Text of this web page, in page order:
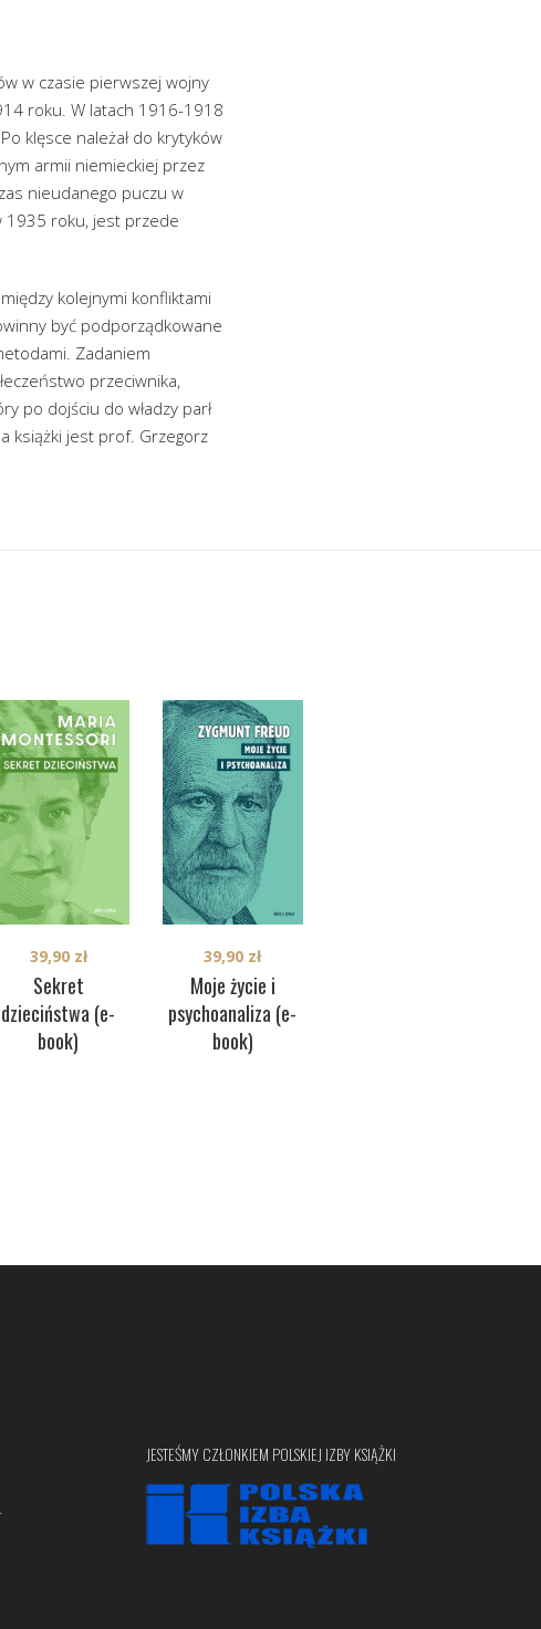
w czasie pierwszej wojny
roku. W latach 1916-1918
klęsce należał do krytyków
armii niemieckiej przez
nieudanego puczu w
1935 roku, jest przede
kolejnymi konfliktami
być podporządkowane
Zadaniem
przeciwnika,
po dojściu do władzy parł
książki jest prof. Grzegorz
Sekret
dzieciństwa (e-
book)
39,90 zł
Moje życie i
psychoanaliza (e-
book)
39,90 zł
JESTEŚMY CZŁONKIEM POLSKIEJ IZBY KSIĄŻKI